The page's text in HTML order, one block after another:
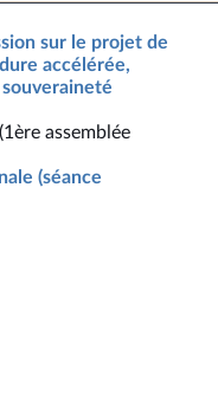
sur le projet de
accélérée,
assemblée
(séance